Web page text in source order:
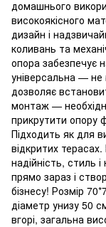
домашнього
високоякісного
дизайн і
коливань та
опора забезпечує
універсальна —
дозволяє
монтаж —
прикрутити опору
Підходить як для
відкритих
надійність, стиль
прямо зараз і
бізнесу! Розмір
діаметр унизу 50
вгорі, загальна